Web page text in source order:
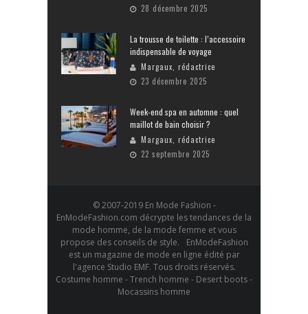
28 décembre 2025
La trousse de toilette : l’accessoire
indispensable de voyage
Margaux, rédactrice
23 décembre 2025
Week-end spa en automne : quel
maillot de bain choisir ?
Margaux, rédactrice
22 septembre 2025
© 2007-2019 En Mode Fashion -
EnModeFashion.com décrypte les tendances de la
mode homme, de la mode femme et vous
propose des conseils de style. EnModeFashion
est un magazine de mode en ligne édité par
l'agence Studio EMF. Tous droits réservés.
Costume homme - Trench homme - Desert boots -
Mocassins homme